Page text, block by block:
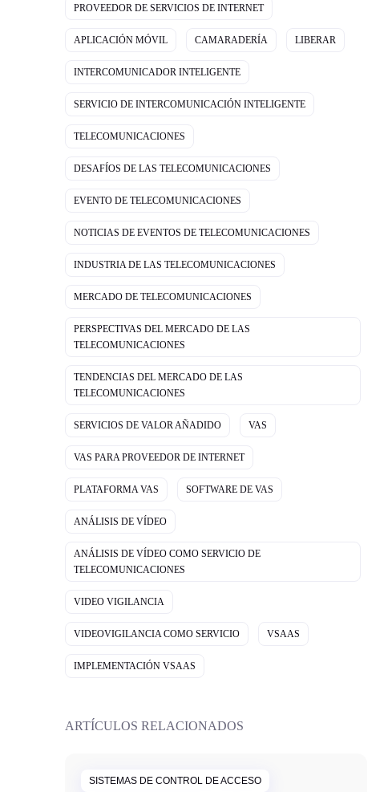
PROVEEDOR DE SERVICIOS DE INTERNET
APLICACIÓN MÓVIL CAMARADERÍA LIBERAR
INTERCOMUNICADOR INTELIGENTE
SERVICIO DE INTERCOMUNICACIÓN INTELIGENTE
TELECOMUNICACIONES
DESAFÍOS DE LAS TELECOMUNICACIONES
EVENTO DE TELECOMUNICACIONES
NOTICIAS DE EVENTOS DE TELECOMUNICACIONES
INDUSTRIA DE LAS TELECOMUNICACIONES
MERCADO DE TELECOMUNICACIONES
PERSPECTIVAS DEL MERCADO DE LAS
TELECOMUNICACIONES
TENDENCIAS DEL MERCADO DE LAS
TELECOMUNICACIONES
SERVICIOS DE VALOR AÑADIDO VAS
VAS PARA PROVEEDOR DE INTERNET
PLATAFORMA VAS SOFTWARE DE VAS
ANÁLISIS DE VÍDEO
ANÁLISIS DE VÍDEO COMO SERVICIO DE
TELECOMUNICACIONES
VIDEO VIGILANCIA
VIDEOVIGILANCIA COMO SERVICIO VSAAS
IMPLEMENTACIÓN VSAAS
ARTÍCULOS RELACIONADOS
SISTEMAS DE CONTROL DE ACCESO